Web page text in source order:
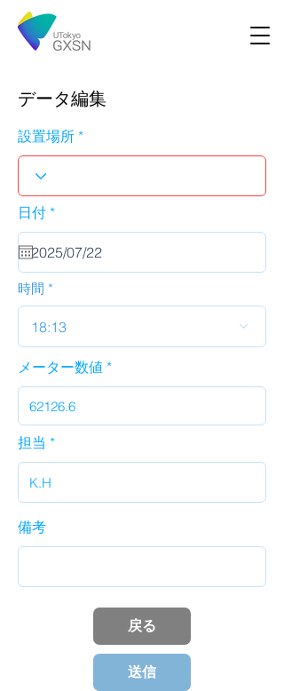
データ編集
設置場所
日付 *r
u
i
d
時間
18:13
メーター数値
担当
備考
戻る
送信